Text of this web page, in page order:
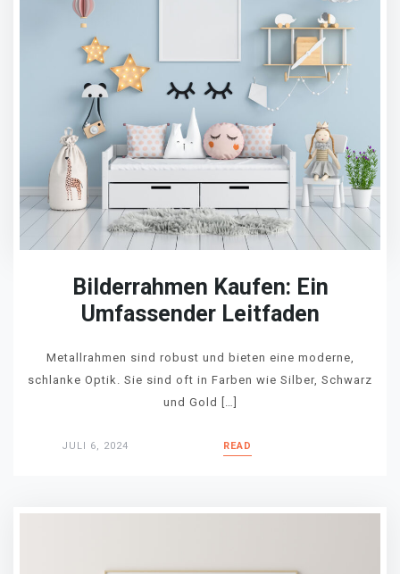
Bilderrahmen Kaufen: Ein
Umfassender Leitfaden
Metallrahmen sind robust und bieten eine moderne,
schlanke Optik. Sie sind oft in Farben wie Silber, Schwarz
und Gold […]
JULI 6, 2024 READ